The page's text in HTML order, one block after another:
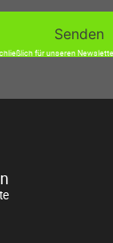
für unseren